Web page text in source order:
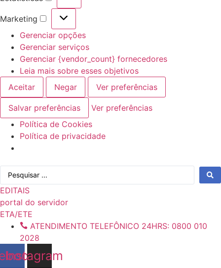
Estatísticas
Marketing
Marketing
Gerenciar opções
Gerenciar serviços
Gerenciar {vendor_count} fornecedores
Leia mais sobre esses objetivos
Aceitar
Negar Ver preferências
Salvar preferências
Ver preferências
Política de Cookies
Política de privacidade
para
o
conteúdo
Pesquisar
EDITAIS
portal do servidor
ETA/ETE
ATENDIMENTO TELEFÔNICO 24HRS: 0800 010
2028
Instagram